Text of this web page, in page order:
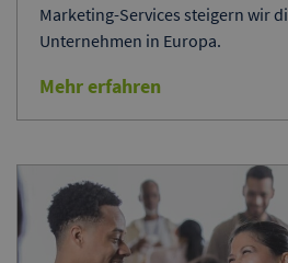
Marketing-Services steigern wir
Unternehmen in Europa.
Mehr erfahren